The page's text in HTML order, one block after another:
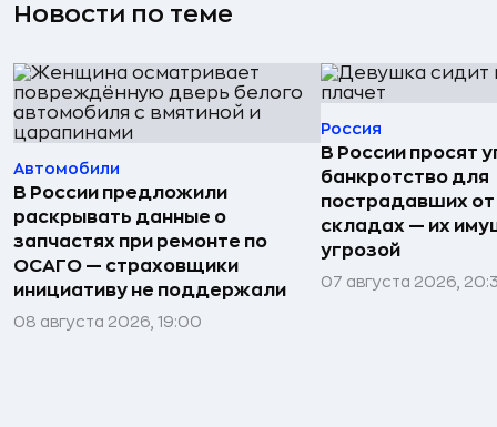
Новости по теме
Автомобили
В России предложили
раскрывать данные о
запчастях при ремонте по
ОСАГО — страховщики
инициативу не поддержали
08 августа 2026, 19:00
Россия
В России просят
банкротство для
пострадавших
складах — их
угрозой
07 августа 2026,